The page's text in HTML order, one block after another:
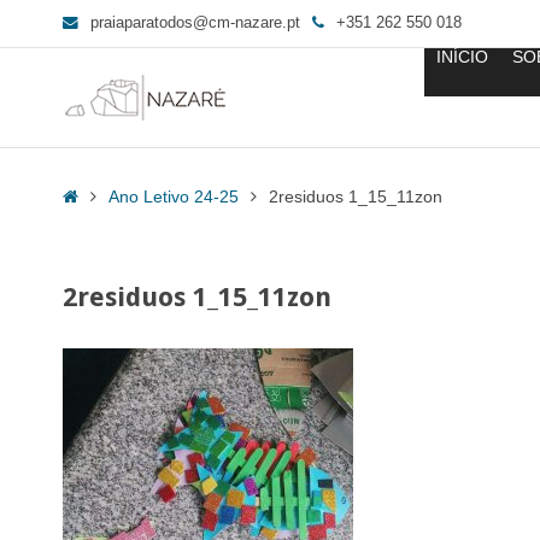
1_15_11zon
praiaparatodos@cm-nazare.pt +351 262 550 018
INÍCIO
HomeAno Letivo 24-25 2residuos 1_15_11zon
2residuos 1_15_11zon